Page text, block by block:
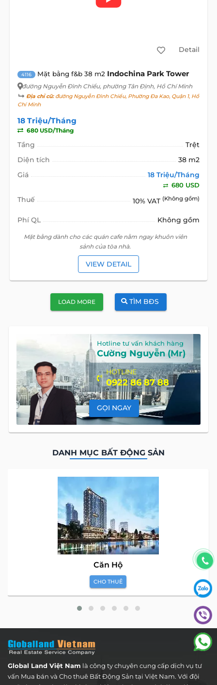
Detail
4116 Mặt bằng f&b 38 m2 Indochina Park Tower
đường Nguyễn Đình Chiểu, phường Tân Định, Hồ Chí Minh
Địa chỉ cũ:đường Nguyễn Đình Chiểu, Phường Đa Kao, Quận 1, Hồ
Chí Minh
18 Triệu/Tháng
680 USD/Tháng
Tầng
Trệt
Diện tích
38 m2
Giá
18 Triệu/Tháng
680 USD
Thuế 10% VAT (Không gồm)
Phí QL Không gồm
Mặt bằng dành cho các quán cafe nằm ngay khuôn viên
sảnh của tòa nhà.
VIEW DETAIL
LOAD MORE TÌM BĐS
Hotline tư vấn khách hàng
Cường Nguyễn (Mr)
HOTLINE
0922 86 87 88
GỌI NGAY
DANH MỤC BẤT ĐỘNG SẢN
Căn Hộ
CHO THUÊ
Global Land Việt Nam là công ty chuyên cung cấp dịch vụ tư
vấn Mua bán và Cho thuê Bất Động Sản tại Việt Nam. Với đội